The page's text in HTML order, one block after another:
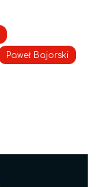
Paweł Bajorski